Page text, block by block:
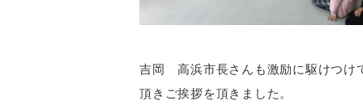
吉岡 高浜市長さんも激励に駆けつけ
頂きご挨拶を頂きました。